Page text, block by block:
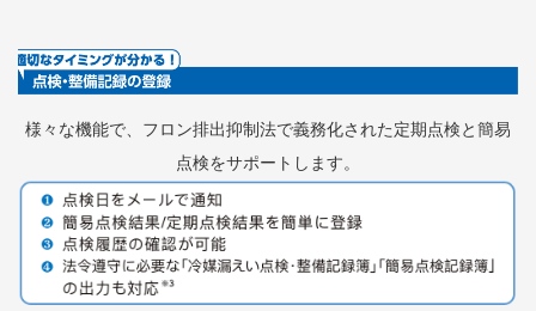
様々な機能で、フロン排出抑制法で義務化された定期点検と簡易
点検をサポートします。